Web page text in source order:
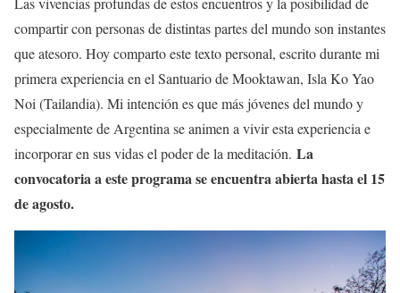
compartir con personas de distintas partes del mundo son instantes
que atesoro. Hoy comparto este texto personal, escrito durante mi
primera experiencia en el Santuario de Mooktawan, Isla Ko Yao
Noi (Tailandia). Mi intención es que más jóvenes del mundo y
especialmente de Argentina se animen a vivir esta experiencia e
incorporar en sus vidas el poder de la meditación. La
convocatoria a este programa se encuentra abierta hasta el 15
de agosto.